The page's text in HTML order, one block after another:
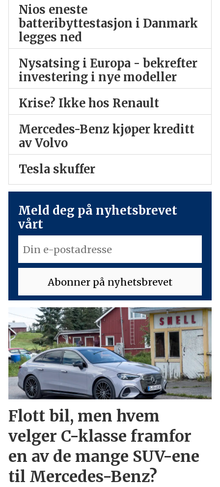
Nios eneste
batteribyttestasjon i Danmark
legges ned
Nysatsing i Europa - bekrefter
investering i nye modeller
Krise? Ikke hos Renault
Mercedes-Benz kjøper kreditt
av Volvo
Tesla skuffer
Meld deg på nyhetsbrevet
vårt
Flott bil, men hvem
velger C-klasse framfor
en av de mange SUV-ene
til Mercedes-Benz?